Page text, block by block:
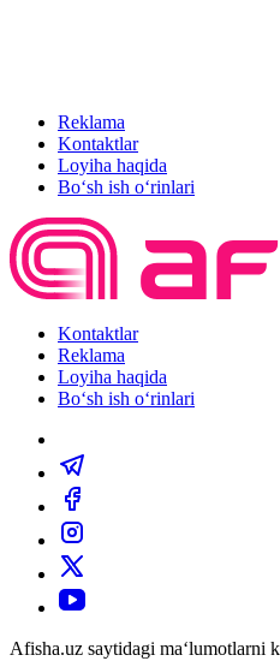
Reklama
Kontaktlar
Loyiha haqida
Bo‘sh ish o‘rinlari
Kontaktlar
Reklama
Loyiha haqida
Bo‘sh ish o‘rinlari
Afisha.uz saytidagi ma‘lumotlarni